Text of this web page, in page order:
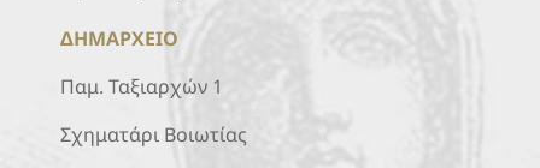
ΔΗΜΑΡΧΕΙΟ
Παμ. Ταξιαρχών 1
Σχηματάρι Βοιωτίας